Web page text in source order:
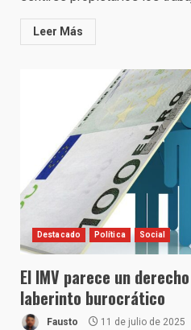
Leer Más
Destacado Política Social
El IMV parece un
laberinto burocrático
Fausto 11 de julio de 2025